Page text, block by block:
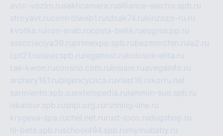
avto-vozim.rusakhcamera.rualliance-electro.spb.ru
stroyavt.rucontrolweb1.rutdsak74.rukinzozo-ru.ru
kvotka.ru iron-snab.rucosta-bella.rueugrus.pp.ru
associaciya39.ruprimexpo.spb.rubezmorchin.ru ia2.ru
cpt21.ru ispecspb.ru regahost.rukolosok-elita.ru
tae-kwon.ruconsrio.com.ru insiam.ruavegainfo.ru
archery161.rubigencyclica.ruvlast16.rukorru.net
sarmiento.spb.suextelopedia.ru lammin-suo.spb.ru
iskatour.spb.rusnpi.org.ru running-line.ru
krygeva-spa.ruchel.net.ru rust-loco.rudugshop.ru
hl-beta.spb.ruschool494.spb.ru mymubaby.ru